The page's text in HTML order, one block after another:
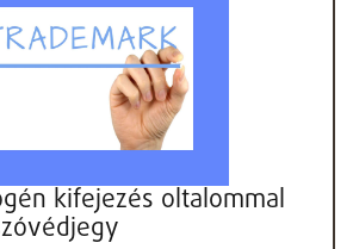
kifejezés oltalommal